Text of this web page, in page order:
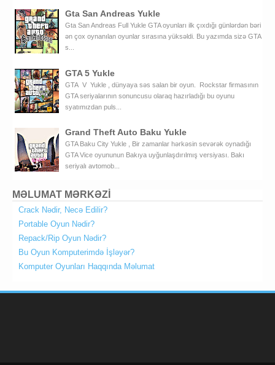
Gta San Andreas Yukle
Gta San Andreas Full Yukle GTA oyunları ilk çıxdığı günlərdən bəri
ən çox oynanılan oyunlar sırasına yüksəldi. Bu yazımda sizə GTA
s...
GTA 5 Yukle
GTA V Yukle , dünyaya səs salan bir oyun. Rockstar firmasının
GTA seriyalarının sonuncusu olaraq hazırladığı bu oyunu
syatımızdan puls...
Grand Theft Auto Baku Yukle
GTA Baku City Yukle , Bir zamanlar hərkəsin sevərək oynadığı
GTA Vice oyununun Bakıya uyğunlaşdırılmış versiyası. Bakı
seriyalı avtomob...
MƏLUMAT MƏRKƏZİ
Crack Nədir, Necə Edilir?
Portable Oyun Nədir?
Repack/Rip Oyun Nədir?
Bu Oyun Komputerimdə İşləyər?
Komputer Oyunları Haqqında Məlumat